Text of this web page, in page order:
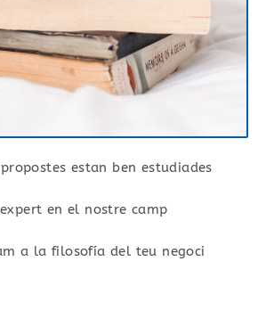
estan ben estudiades
en el nostre camp
a la filosofía del teu negoci